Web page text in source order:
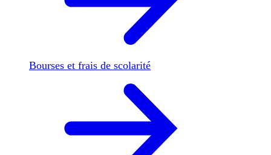
Bourses et frais de scolarité